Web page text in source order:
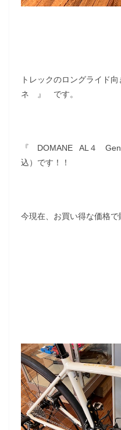
トレックのロングライド
ネ 』 です。
『 DOMANE AL４
込）です！！
今現在、お買い得な価格